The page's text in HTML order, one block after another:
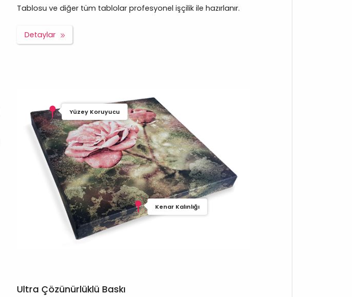
Tablosu ve diğer tüm tablolar profesyonel işçilik ile hazırlanır.
Detaylar
Yüzey Koruyucu
Kenar Kalınlığı
Ultra Çözünürlüklü Baskı